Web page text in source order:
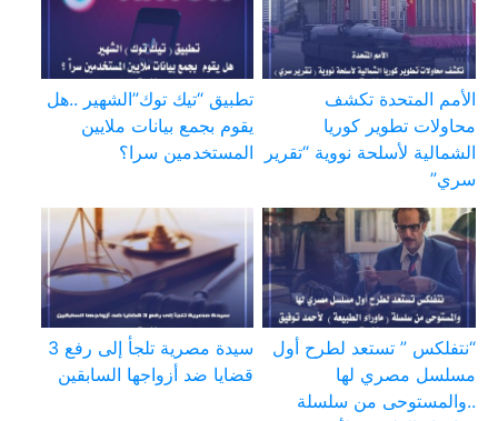
الأمم المتحدة تكشف
محاولات تطوير كوريا
الشمالية لأسلحة نووية “تقرير
سري”
تطبيق “تيك توك”الشهير ..هل
يقوم بجمع بيانات ملايين
المستخدمين سرا؟
“نتفلكس ” تستعد لطرح أول
مسلسل مصري لها
..والمستوحى من سلسلة
سيدة مصرية تلجأ إلى رفع 3
قضايا ضد أزواجها السابقين